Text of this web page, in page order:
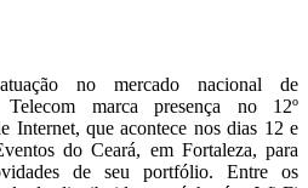
no mercado nacional de
marca presença no 12º
Internet, que acontece nos dias 12 e
do Ceará, em Fortaleza, para
de seu portfólio. Entre os